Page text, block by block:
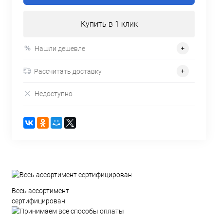
Купить в 1 клик
Нашли дешевле
Рассчитать доставку
Недоступно
Весь ассортимент
сертифицирован